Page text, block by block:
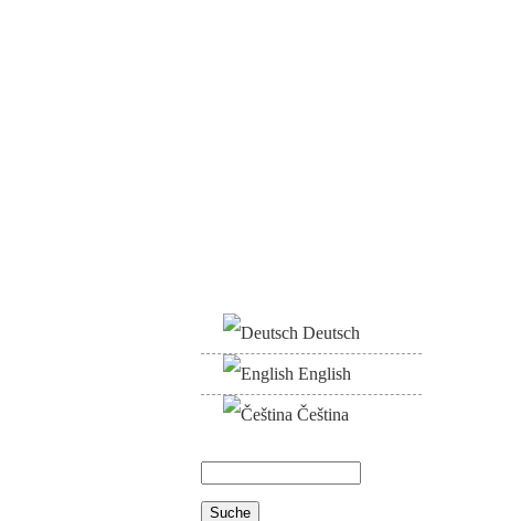
Deutsch
English
Čeština
Suchformular